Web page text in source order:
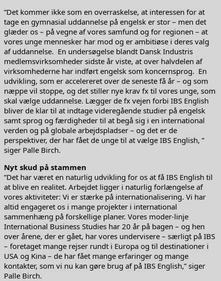
”Det kommer ikke som en overraskelse, at interessen for at
tage en gymnasial uddannelse på engelsk er stor – men det
glæder os – på vegne af vores samfund og for regionen – at
vores unge mennesker har mod og er ambitiøse i deres valg
af uddannelse. En undersøgelse blandt Dansk Industris
medlemsvirksomheder sidste år viste, at over halvdelen af
virksomhederne har indført engelsk som koncernsprog. En
udvikling, som er accelereret over de seneste få år – og som
næppe vil stoppe, og det stiller nye krav fx til vores unge, som
skal vælge uddannelse. Lægger de fx vejen forbi IBS English
bliver de klar til at indtage videregående studier på engelsk
samt sprog og færdigheder til at begå sig i en international
verden og på globale arbejdspladser – og det er de
perspektiver, der har fået de unge til at vælge IBS English, ”
siger Palle Birch.
Nyt skud på stammen
”Det har været en naturlig udvikling for os at få IBS English til
at blive en realitet. Arbejdet ligger i naturlig forlængelse af
vores aktiviteter: Vi er stærke på internationalisering. Vi har
altid engageret os i mange projekter i international
sammenhæng på forskellige planer. Vores moder-linje
International Business Studies har 20 år på bagen – og hen
over årene, der er gået, har vores undervisere – særligt på IBS
– foretaget mange rejser rundt i Europa og til destinationer i
USA og Kina – de har fået mange erfaringer og mange
kontakter, som vi nu kan gøre brug af på IBS English,” siger
Palle Birch.